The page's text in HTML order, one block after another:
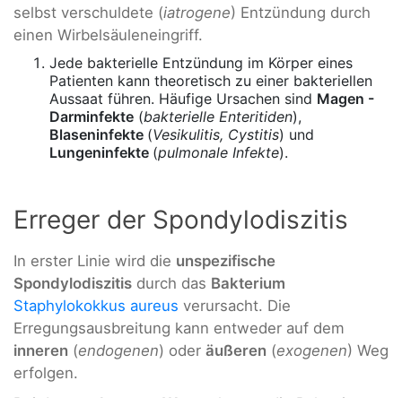
selbst verschuldete (iatrogene) Entzündung durch
einen Wirbelsäuleneingriff.
Jede bakterielle Entzündung im Körper eines
Patienten kann theoretisch zu einer bakteriellen
Aussaat führen. Häufige Ursachen sind Magen -
Darminfekte (bakterielle Enteritiden),
Blaseninfekte (Vesikulitis, Cystitis) und
Lungeninfekte (pulmonale Infekte).
Erreger der Spondylodiszitis
In erster Linie wird die unspezifische
Spondylodiszitis durch das Bakterium
Staphylokokkus aureus verursacht. Die
Erregungsausbreitung kann entweder auf dem
inneren (endogenen) oder äußeren (exogenen) Weg
erfolgen.